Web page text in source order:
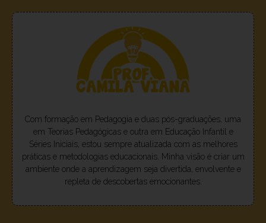
Com formação em Pedagogia e duas pós-graduações, uma
em Teorias Pedagógicas e outra em Educação Infantil e
Séries Iniciais, estou sempre atualizada com as melhores
práticas e metodologias educacionais. Minha visão é criar um
ambiente onde a aprendizagem seja divertida, envolvente e
repleta de descobertas emocionantes.